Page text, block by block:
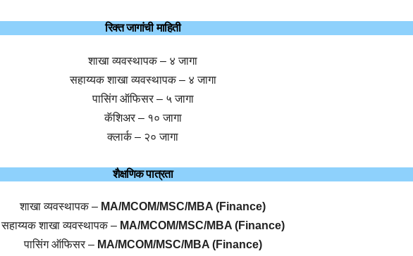
रिक्त जागांची माहिती
शाखा व्यवस्थापक – ४ जागा
सहाय्यक शाखा व्यवस्थापक – ४ जागा
पासिंग ऑफिसर – ५ जागा
कॅशिअर – १० जागा
क्लार्क – २० जागा
शैक्षणिक पात्रता
शाखा व्यवस्थापक – MA/MCOM/MSC/MBA (Finance)
सहाय्यक शाखा व्यवस्थापक – MA/MCOM/MSC/MBA (Finance)
पासिंग ऑफिसर – MA/MCOM/MSC/MBA (Finance)